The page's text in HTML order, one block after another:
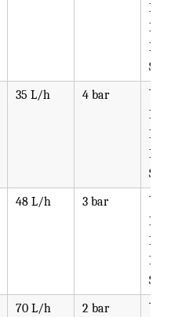
PVC,
PVDF,
PTFE,
SS316
35 L/h 4 bar
PVC,
PVDF,
PTFE,
SS316
48 L/h 3 bar
PVC,
PVDF,
PTFE,
SS316
70 L/h 2 bar